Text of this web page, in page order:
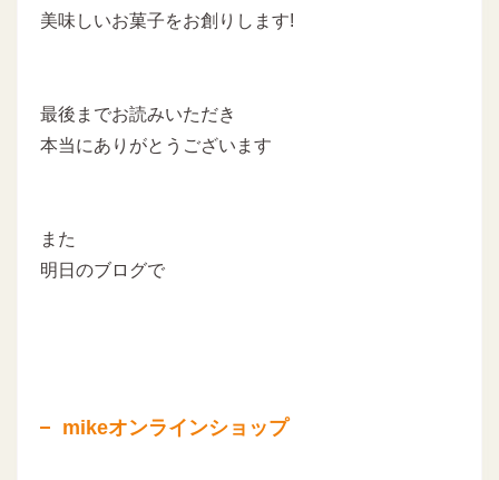
美味しいお菓子をお創りします!
最後までお読みいただき
本当にありがとうございます
また
明日のブログで
mikeオンラインショップ